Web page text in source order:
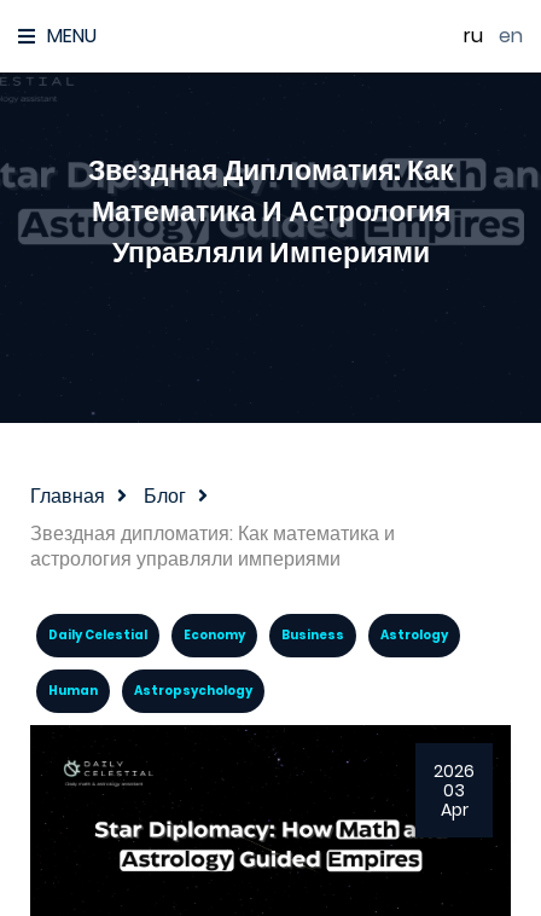
MENU ru en
Звездная Дипломатия: Как
Математика И Астрология
Управляли Империями
Главная
Блог
Звездная дипломатия: Как математика и
астрология управляли империями
Daily Celestial Economy Business Astrology
Human Astropsychology
2026
03
Apr